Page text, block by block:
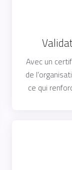
Avec un
de
ce qui